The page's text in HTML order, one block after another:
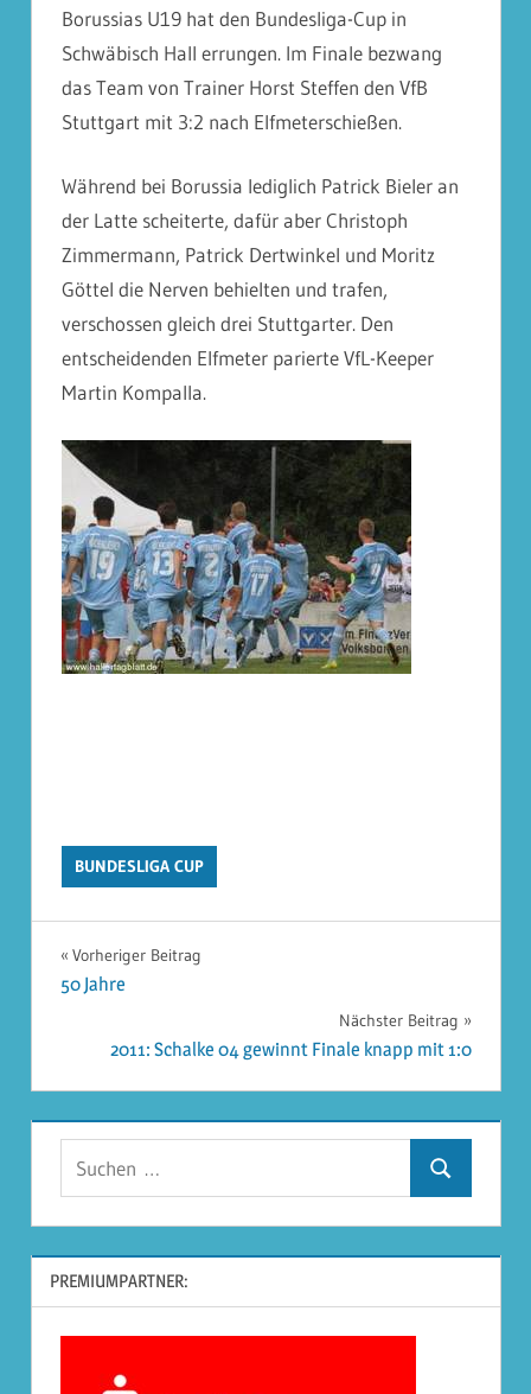
Borussias U19 hat den Bundesliga-Cup in
Schwäbisch Hall errungen. Im Finale bezwang
das Team von Trainer Horst Steffen den VfB
Stuttgart mit 3:2 nach Elfmeterschießen.
Während bei Borussia lediglich Patrick Bieler an
der Latte scheiterte, dafür aber Christoph
Zimmermann, Patrick Dertwinkel und Moritz
Göttel die Nerven behielten und trafen,
verschossen gleich drei Stuttgarter. Den
entscheidenden Elfmeter parierte VfL-Keeper
Martin Kompalla.
BUNDESLIGA CUP
Beitragsnavigation
Vorheriger Beitrag
50 Jahre
Nächster Beitrag
2011: Schalke 04 gewinnt Finale knapp mit 1:0
Suchen
PREMIUMPARTNER: